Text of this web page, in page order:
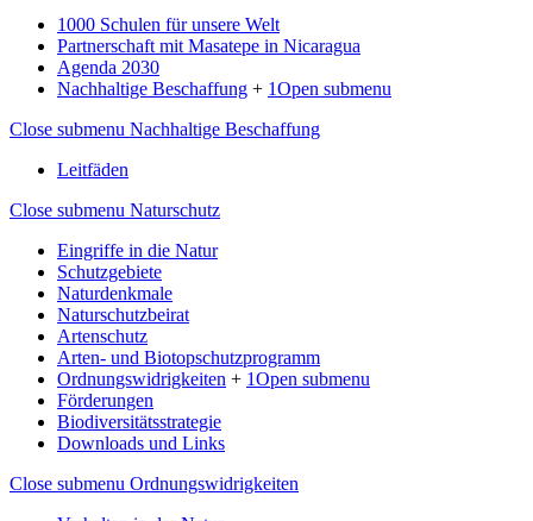
1000 Schulen für unsere Welt
Partnerschaft mit Masatepe in Nicaragua
Agenda 2030
Nachhaltige Beschaffung + 1Open submenu
Close submenu Nachhaltige Beschaffung
Leitfäden
Close submenu Naturschutz
Eingriffe in die Natur
Schutzgebiete
Naturdenkmale
Naturschutzbeirat
Artenschutz
Arten- und Biotopschutzprogramm
Ordnungswidrigkeiten + 1Open submenu
Förderungen
Biodiversitätsstrategie
Downloads und Links
Close submenu Ordnungswidrigkeiten